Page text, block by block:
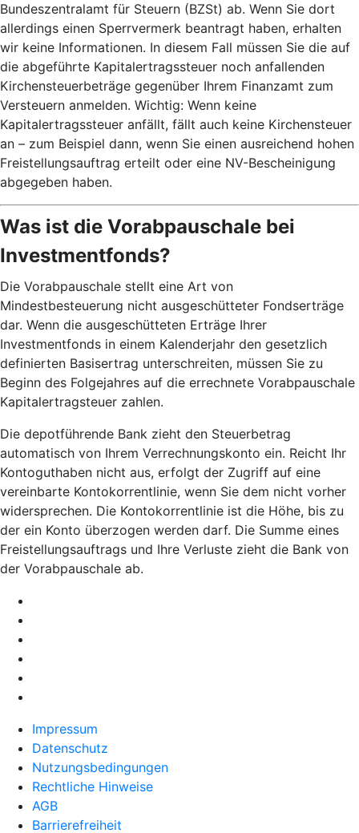
Bundeszentralamt für Steuern (BZSt) ab. Wenn Sie dort
allerdings einen Sperrvermerk beantragt haben, erhalten
wir keine Informationen. In diesem Fall müssen Sie die auf
die abgeführte Kapitalertragssteuer noch anfallenden
Kirchensteuerbeträge gegenüber Ihrem Finanzamt zum
Versteuern anmelden. Wichtig: Wenn keine
Kapitalertragssteuer anfällt, fällt auch keine Kirchensteuer
an – zum Beispiel dann, wenn Sie einen ausreichend hohen
Freistellungsauftrag erteilt oder eine NV-Bescheinigung
abgegeben haben.
Was ist die Vorabpauschale bei
Investmentfonds?
Die Vorabpauschale stellt eine Art von
Mindestbesteuerung nicht ausgeschütteter Fondserträge
dar. Wenn die ausgeschütteten Erträge Ihrer
Investmentfonds in einem Kalenderjahr den gesetzlich
definierten Basisertrag unterschreiten, müssen Sie zu
Beginn des Folgejahres auf die errechnete Vorabpauschale
Kapitalertragsteuer zahlen.
Die depotführende Bank zieht den Steuerbetrag
automatisch von Ihrem Verrechnungskonto ein. Reicht Ihr
Kontoguthaben nicht aus, erfolgt der Zugriff auf eine
vereinbarte Kontokorrentlinie, wenn Sie dem nicht vorher
widersprechen. Die Kontokorrentlinie ist die Höhe, bis zu
der ein Konto überzogen werden darf. Die Summe eines
Freistellungsauftrags und Ihre Verluste zieht die Bank von
der Vorabpauschale ab.
Impressum
Datenschutz
Nutzungsbedingungen
Rechtliche Hinweise
AGB
Barrierefreiheit